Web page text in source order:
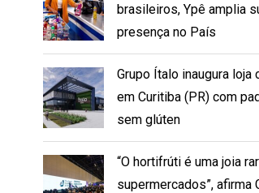
brasileiros, Ypê amplia
presença no País
Grupo Ítalo inaugura loja
em Curitiba (PR) com
sem glúten
“O hortifrúti é uma joia
supermercados”, afirma